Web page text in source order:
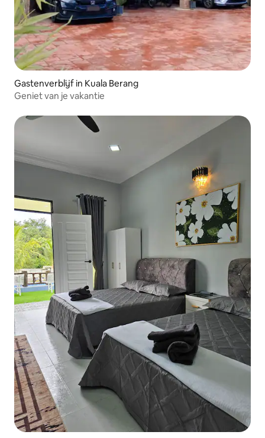
Gastenverblijf in Kuala Berang
Geniet van je vakantie